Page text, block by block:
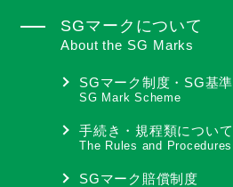
SGマークについて
About the SG Marks
SGマーク制度・SG基準
SG Mark Scheme
手続き・規程類について
The Rules and Procedures
SGマーク賠償制度